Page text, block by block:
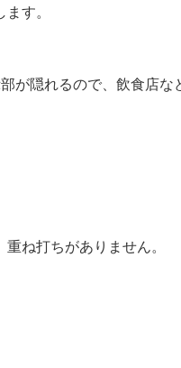
す。
が隠れるので、飲食店な
ね打ちがありません。